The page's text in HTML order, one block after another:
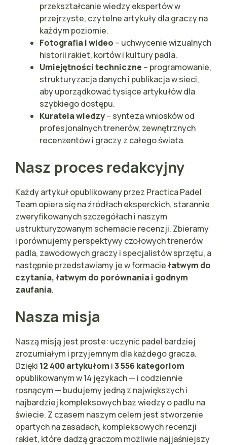
przekształcanie wiedzy ekspertów w
przejrzyste, czytelne artykuły dla graczy na
każdym poziomie.
Fotografia i wideo – uchwycenie wizualnych
historii rakiet, kortów i kultury padla.
Umiejętności techniczne – programowanie,
strukturyzacja danych i publikacja w sieci,
aby uporządkować tysiące artykułów dla
szybkiego dostępu.
Kuratela wiedzy– synteza wniosków od
profesjonalnych trenerów, zewnętrznych
recenzentów i graczy z całego świata.
Nasz proces redakcyjny
Każdy artykuł opublikowany przez Practica Padel
Team opiera się na źródłach eksperckich, starannie
zweryfikowanych szczegółach i naszym
ustrukturyzowanym schemacie recenzji. Zbieramy
i porównujemy perspektywy czołowych trenerów
padla, zawodowych graczy i specjalistów sprzętu, a
następnie przedstawiamy je w formaciełatwym do
czytania, łatwym do porównania i godnym
zaufania.
Nasza misja
Naszą misją jest proste: uczynić padel bardziej
zrozumiałym i przyjemnym dla każdego gracza.
Dzięki 12 400 artykułom i3 556 kategoriom
opublikowanym w 14 językach — i codziennie
rosnącym — budujemy jedną z największych i
najbardziej kompleksowych baz wiedzy o padlu na
świecie. Z czasem naszym celem jest stworzenie
opartych na zasadach, kompleksowych recenzji
rakiet, które dadzą graczom możliwie najjaśniejszy